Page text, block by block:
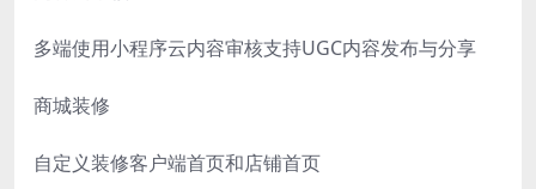
多端使用小程序云内容审核支持UGC内容发布与分享
商城装修
自定义装修客户端首页和店铺首页